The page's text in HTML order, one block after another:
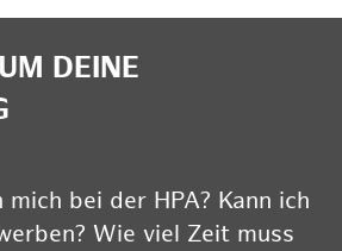
DEINE
bei der HPA? Kann ich
Wie viel Zeit muss